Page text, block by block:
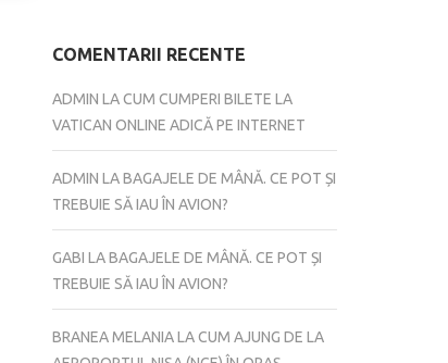
COMENTARII RECENTE
ADMIN LACUM CUMPERI BILETE LA
VATICAN ONLINE ADICĂ PE INTERNET
ADMIN LABAGAJELE DE MÂNĂ. CE POT ȘI
TREBUIE SĂ IAU ÎN AVION?
GABI LABAGAJELE DE MÂNĂ. CE POT ȘI
TREBUIE SĂ IAU ÎN AVION?
BRANEA MELANIALACUM AJUNG DE LA